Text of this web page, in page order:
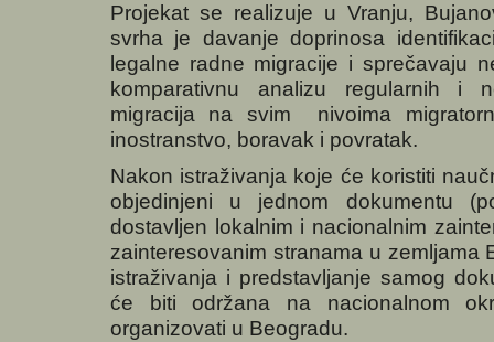
Projekat se realizuje u Vranju,
svrha je davanje doprinosa
legalne radne migracije i sprečavaju
komparativnu analizu regularnih i
migracija na svim nivoima
inostranstvo, boravak i povratak.
Nakon istraživanja koje će koristiti
objedinjeni u jednom dokumentu
dostavljen lokalnim i nacionalnim
zainteresovanim stranama u zemljama
istraživanja i predstavljanje samog
će biti održana na nacionalnom
organizovati u Beogradu.